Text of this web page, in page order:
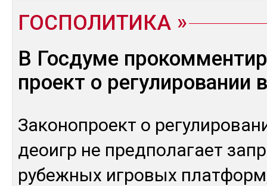
ГОСПОЛИТИКА
В Госдуме
проект о регулировании
За­коноп­роект о
деоигр не пред­по­лагает
рубеж­ных иг­ро­вых